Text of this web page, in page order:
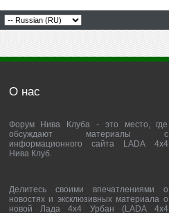
О нас
Форум Нива Клуба - это место, где
обсуждают материалы с
информационного сайта LADA 4x4
Нива Клуб.
Делитесь своими впечатлениями о
новостях и эксклюзивных материала о
новой Лада 4х4 Урбан (LADA 4x4